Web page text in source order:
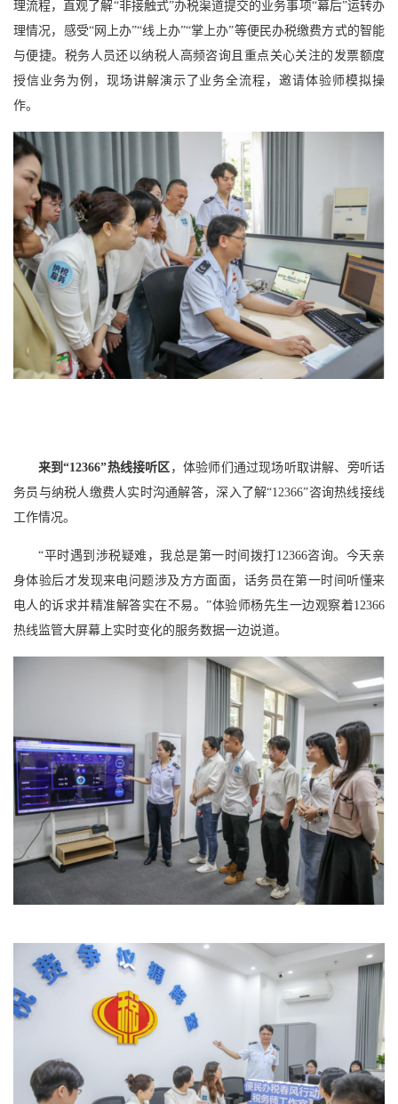
理流程，直观了解“非接触式”办税渠道提交的业务事项“幕后”运转办
理情况，感受“网上办”“线上办”“掌上办”等便民办税缴费方式的智能
与便捷。税务人员还以纳税人高频咨询且重点关心关注的发票额度
授信业务为例，现场讲解演示了业务全流程，邀请体验师模拟操
作。
来到“12366”热线接听区 ，体验师们通过现场听取讲解、旁听话
务员与纳税人缴费人实时沟通解答，深入了解“12366”咨询热线接线
工作情况。
“平时遇到涉税疑难，我总是第一时间拨打12366咨询。今天亲
身体验后才发现来电问题涉及方方面面，话务员在第一时间听懂来
电人的诉求并精准解答实在不易。”体验师杨先生一边观察着12366
热线监管大屏幕上实时变化的服务数据一边说道。